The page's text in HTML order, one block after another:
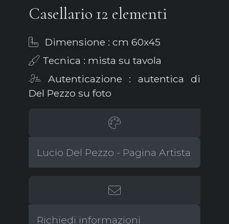
Casellario 12 elementi
Dimensione : cm 60x45
Tecnica : mista su tavola
Autenticazione : autentica di
Del Pezzo su foto
Lucio Del Pezzo - Pagina Artista
Richiedi informazioni